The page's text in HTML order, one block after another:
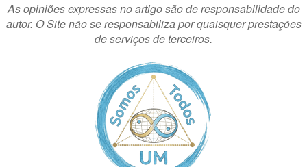
As opiniões expressas no artigo são de responsabilidade do
autor. O Site não se responsabiliza por quaisquer prestações
de serviços de terceiros.